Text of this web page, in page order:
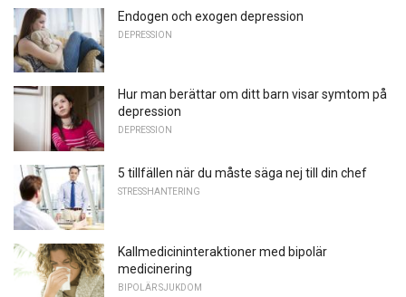
Endogen och exogen depression
DEPRESSION
Hur man berättar om ditt barn visar symtom på
depression
DEPRESSION
5 tillfällen när du måste säga nej till din chef
STRESSHANTERING
Kallmedicininteraktioner med bipolär
medicinering
BIPOLÄR SJUKDOM